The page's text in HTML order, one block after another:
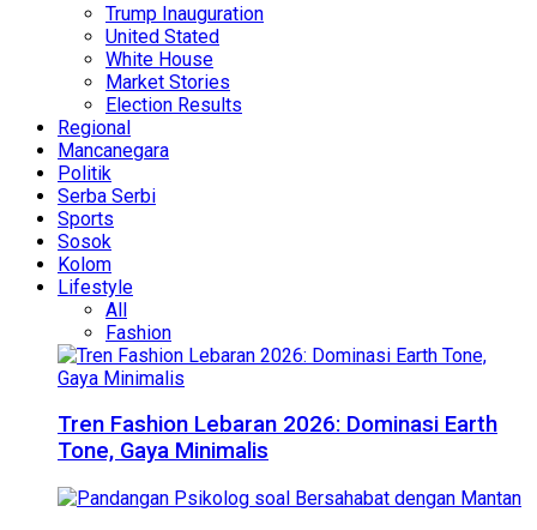
Trump Inauguration
United Stated
White House
Market Stories
Election Results
Regional
Mancanegara
Politik
Serba Serbi
Sports
Sosok
Kolom
Lifestyle
All
Fashion
Tren Fashion Lebaran 2026: Dominasi Earth
Tone, Gaya Minimalis